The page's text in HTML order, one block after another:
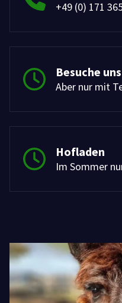
+49 (0) 171
Besuche uns
Aber nur mit
Hofladen
Im Sommer